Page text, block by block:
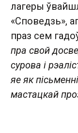
лагеры
«Споведзь»,
праз сем
пра свой
сурова і
яе як
мастацкай